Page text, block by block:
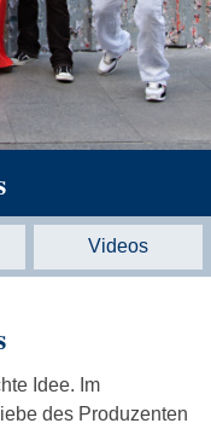
Videos
Idee. Im
des Produzenten